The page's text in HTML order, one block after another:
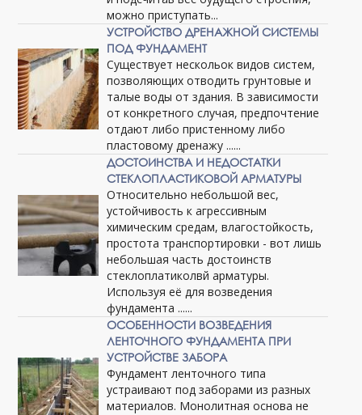
можно приступать...
УСТРОЙСТВО ДРЕНАЖНОЙ СИСТЕМЫ
ПОД ФУНДАМЕНТ
Существует нескольок видов систем,
позволяющих отводить грунтовые и
талые воды от здания. В зависимости
от конкретного случая, предпочтение
отдают либо пристенному либо
пластовому дренажу ......
ДОСТОИНСТВА И НЕДОСТАТКИ
СТЕКЛОПЛАСТИКОВОЙ АРМАТУРЫ
Относительно небольшой вес,
устойчивость к агрессивным
химическим средам, влагостойкость,
простота транспортировки - вот лишь
небольшая часть достоинств
стеклоплатиколвй арматуры.
Используя её для возведения
фундамента ......
ОСОБЕННОСТИ ВОЗВЕДЕНИЯ
ЛЕНТОЧНОГО ФУНДАМЕНТА ПРИ
УСТРОЙСТВЕ ЗАБОРА
Фундамент ленточного типа
устраивают под заборами из разных
материалов. Монолитная основа не